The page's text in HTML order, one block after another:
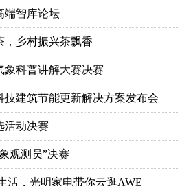
端智库论坛
，乡村振兴茶飘香
象科普讲解大赛决赛
技建筑节能更新解决方案发布会
活动决赛
观测员”决赛
活，光明家电带你云逛AWE